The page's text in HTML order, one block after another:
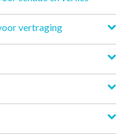
vertraging